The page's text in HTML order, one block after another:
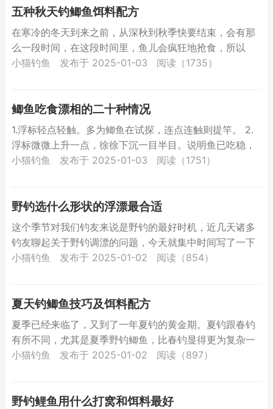
五种秋天钓鲫鱼饵料配方
在寒冷的冬天到来之前，从深秋到秋季快要结束，会有那
么一段时间，在这段时间里，鱼儿会疯狂地抢食，所以
说，秋季钓鱼还是比较容易有一份好收获的。今天就为大
小猫钓鱼 发布于 2025-01-03 阅读（1735）
鲫鱼吃食漂相的二十种情况
1.浮标轻点轻触。多为鲫鱼在试探，连点连触则提竿。 2.
浮标微微上升一点，徐徐下沉一目半目。说明鱼已吃稳，
可提竿。 3.标尾缓缓顶起，只送半目或最多一目，然后
小猫钓鱼 发布于 2025-01-03 阅读（1751）
野钓选什么形状的浮漂最合适
这个季节对我们钓友来说是野钓的最好时机，近几天诸多
钓友聊起关于野钓调漂的问题，今天就集中时间写了一下
自己的看法，希望能帮到更多的朋友们。 那么，在野钓过
小猫钓鱼 发布于 2025-01-02 阅读（854）
夏天钓鲫鱼技巧及饵料配方
夏季已经来临了，又到了一年夏钓的黄金期。夏钓跟春钓
有所不同，尤其是夏季野钓鲫鱼，比春钓显得更为复杂一
点，难度也会加大。过高的水温，会使鲫鱼的摄食欲望减
小猫钓鱼 发布于 2025-01-02 阅读（897）
野钓鲤鱼用什么打窝和饵料最好